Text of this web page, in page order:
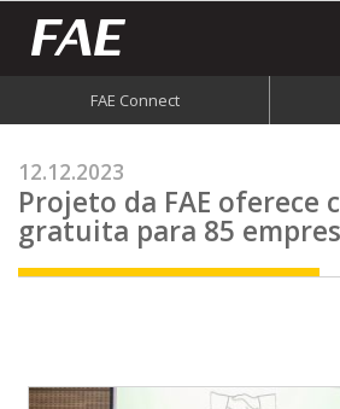
FAE Connect
12.12.2023
Projeto da FAE oferece
gratuita para 85